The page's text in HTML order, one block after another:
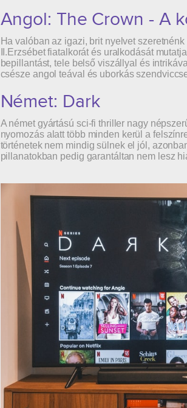
Angol: The Crown - A
Ha valóban az igazi, brit nyelvet
II.Erzsébet fiatalkorát és uralkodását
bepillantást, tele belső viszállyal és
csésze angol teával és uborkás
Német: Dark
A német gyártású sci-fi thriller nagy
nyomozás alatt több minden kerül a
történetek nem mindig sülnek el jól,
pillanatokban pedig garantáltan nem lesz